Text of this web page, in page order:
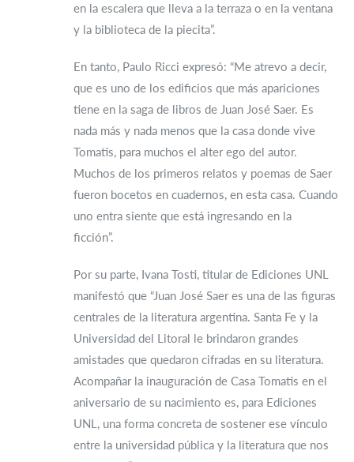
en la escalera que lleva a la terraza o en la ventana
y la biblioteca de la piecita”.
En tanto, Paulo Ricci expresó: “Me atrevo a decir,
que es uno de los edificios que más apariciones
tiene en la saga de libros de Juan José Saer. Es
nada más y nada menos que la casa donde vive
Tomatis, para muchos el alter ego del autor.
Muchos de los primeros relatos y poemas de Saer
fueron bocetos en cuadernos, en esta casa. Cuando
uno entra siente que está ingresando en la
ficción”.
Por su parte, Ivana Tosti, titular de Ediciones UNL
manifestó que “Juan José Saer es una de las figuras
centrales de la literatura argentina. Santa Fe y la
Universidad del Litoral le brindaron grandes
amistades que quedaron cifradas en su literatura.
Acompañar la inauguración de Casa Tomatis en el
aniversario de su nacimiento es, para Ediciones
UNL, una forma concreta de sostener ese vínculo
entre la universidad pública y la literatura que nos